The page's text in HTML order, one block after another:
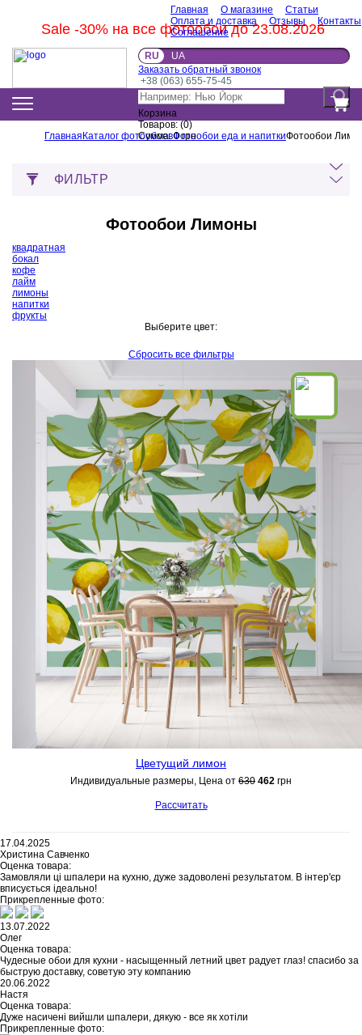
Sale -30% на все фотообои до 23.08.2026
Главная О магазине
Статьи
Оплата и доставка
Отзывы
Контакты
Соглашение
RU
UA
Заказать обратный звонок
+38 (063) 655-75-45
Корзина
Товаров: (0)
Сумма: 0грн
Главная Каталог фотообоевФотообои еда и напиткиФотообои
ФИЛЬТР
Фотообои Лимоны
квадратная
бокал
кофе
лайм
лимоны
напитки
фрукты
Выберите цвет:
Сбросить все фильтры
Цветущий лимон
Индивидуальные размеры, Цена от 630 462 грн
Рассчитать
17.04.2025
Христина Савченко
Оценка товара:
Замовляли ці шпалери на кухню, дуже задоволені результатом. В інтер'єр
вписується ідеально!
Прикрепленные фото:
13.07.2022
Олег
Оценка товара:
Чудесные обои для кухни - насыщенный летний цвет радует глаз! спасибо за
быструю доставку, советую эту компанию
20.06.2022
Настя
Оценка товара:
Дуже насичені вийшли шпалери, дякую - все як хотіли
Прикрепленные фото: